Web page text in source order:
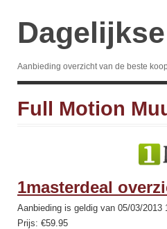
Aanbieding overzicht van de beste
Full Motion
1masterdeal
Aanbieding is geldig van 05/03/2013
Prijs: €59.95